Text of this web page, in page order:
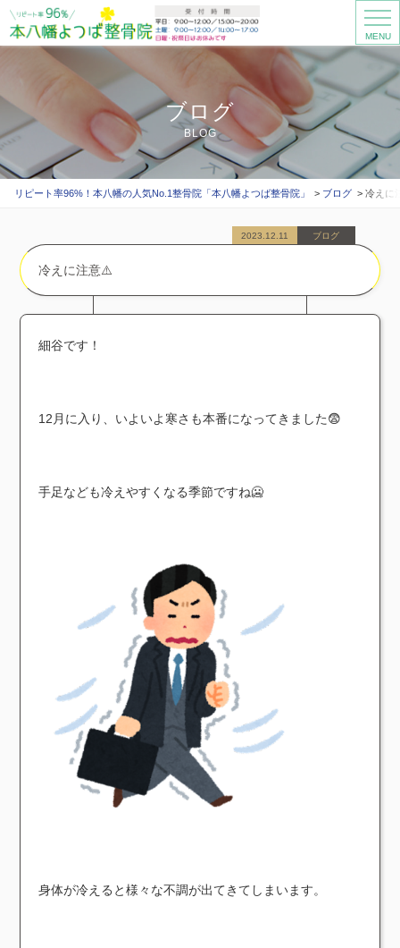
MENU
ブログ
BLOG
リピート率96%！本八幡の人気No.1整骨院「本八幡よつば整骨院」 ブログ 冷えに
冷えに注意⚠️
2023.12.11 ブログ
細谷です！
12月に入り、いよいよ寒さも本番になってきました😨
手足なども冷えやすくなる季節ですね🥶
身体が冷えると様々な不調が出てきてしまいます。